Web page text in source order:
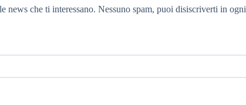
news che ti interessano. Nessuno spam, puoi disiscriverti in ogni